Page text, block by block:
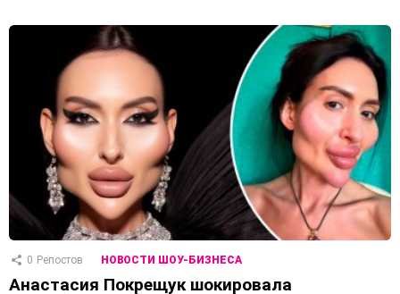
0 Репостов НОВОСТИ ШОУ-БИЗНЕСА
Анастасия Покрещук шокировала